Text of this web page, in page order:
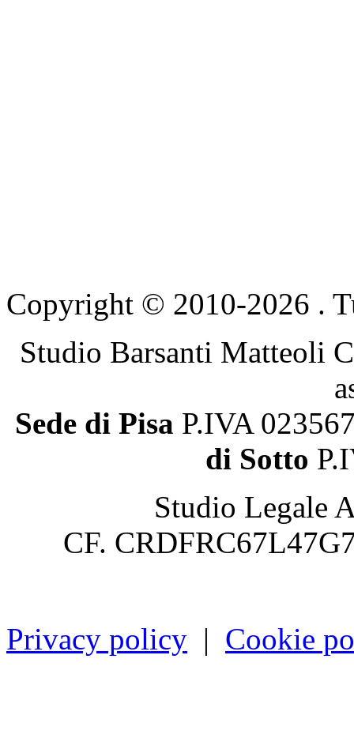
Copyright © 2010-2026 .
Studio Barsanti Matteoli
Sede di Pisa P.IVA
di Sotto
Studio Legale
CF.
Privacy policy | Cookie